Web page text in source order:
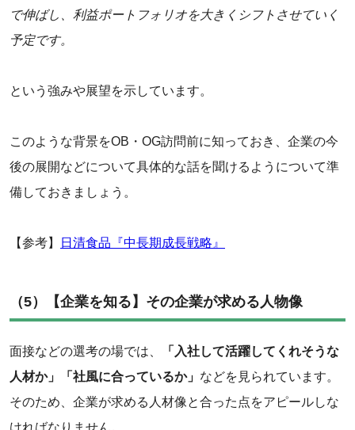
で伸ばし、利益ポートフォリオを大きくシフトさせていく
予定です。
という強みや展望を示しています。
このような背景をOB・OG訪問前に知っておき、企業の今
後の展開などについて具体的な話を聞けるようについて準
備しておきましょう。
‌【参考】 日清食品『中長期成長戦略』
（5）【企業を知る】その企業が求める人物像
面接などの選考の場では、
「入社して活躍してくれそうな
人材か」「社風に合っているか」 などを見られています。
そのため、企業が求める人材像と合った点をアピールしな